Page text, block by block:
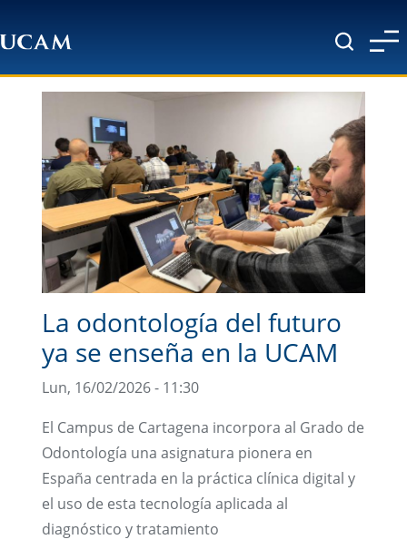
La odontología del futuro
ya se enseña en la UCAM
Lun, 16/02/2026 - 11:30
El Campus de Cartagena incorpora al Grado de
Odontología una asignatura pionera en
España centrada en la práctica clínica digital y
el uso de esta tecnología aplicada al
diagnóstico y tratamiento